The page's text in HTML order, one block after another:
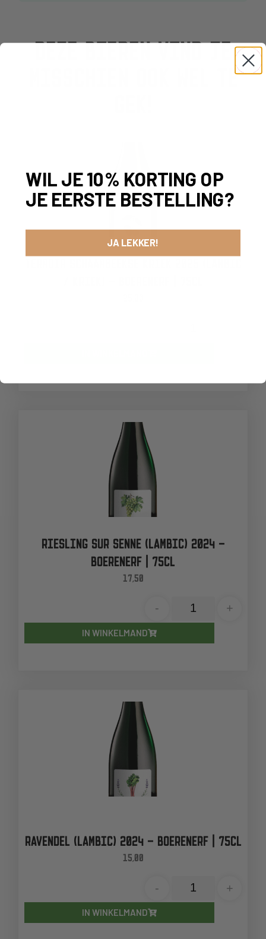
DEZE BIEREN VIND JE
MISSCHIEN OOK WEL TE
RIESLING SUR SENNE (LAMBIC) 2024 –
BOERENERF | 75CL
17,50
- +
IN WINKELMAND
RAVENDEL (LAMBIC) 2024 – BOERENERF | 75CL
15,00
- +
IN WINKELMAND
WIL JE 10% KORTING OP
JE EERSTE BESTELLING?
JA LEKKER!